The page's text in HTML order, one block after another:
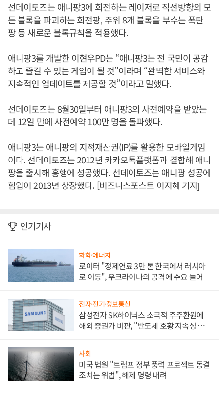
선데이토즈는 애니팡3에 회전하는 레이저로 직선방향의 모
든 블록을 파괴하는 회전팡, 주위 8개 블록을 부수는 폭탄
팡 등 새로운 블록규칙을 적용했다.
애니팡3를 개발한 이현우PD는 “애니팡3는 전 국민이 공감
하고 즐길 수 있는 게임이 될 것”이라며 “완벽한 서비스와
지속적인 업데이트를 제공할 것”이라고 말했다.
선데이토즈는 8월30일부터 애니팡3의 사전예약을 받았는
데 12일 만에 사전예약 100만 명을 돌파했다.
애니팡3는 애니팡의 지적재산권(IP)를 활용한 모바일게임
이다. 선데이토즈는 2012년 카카오톡플랫폼과 결합해 애니
팡을 출시해 흥행에 성공했다. 선데이토즈는 애니팡 성공에
힘입어 2013년 상장했다. [비즈니스포스트 이지혜 기자]
인기기사
화학·에너지
로이터 "정제연료 3만 톤 한국에서 러시아
로 이동", 우크라이나의 공격에 수요 늘어
전자·전기·정보통신
삼성전자 SK하이닉스 소극적 주주환원에
해외 증권가 비판, "반도체 호황 지속성 의
사회
미국 법원 "트럼프 정부 풍력 프로젝트 동결
조치는 위법", 해제 명령 내려